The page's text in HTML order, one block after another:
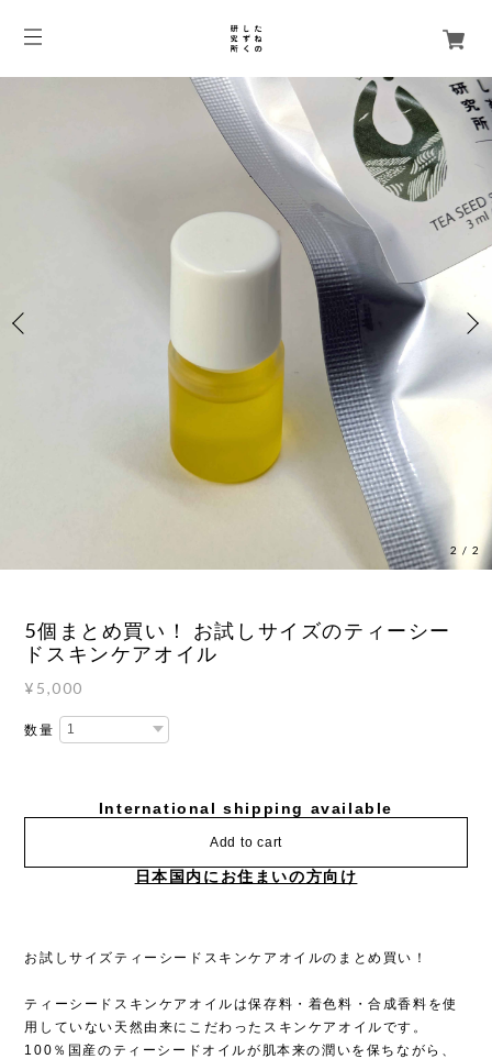
2 /2
5個まとめ買い！ お試しサイズのティーシー
ドスキンケアオイル
¥5,000
数量
International shipping available
Add to cart
日本国内にお住まいの方向け
お試しサイズティーシードスキンケアオイルのまとめ買い！
ティーシードスキンケアオイルは保存料・着色料・合成香料を使
用していない天然由来にこだわったスキンケアオイルです。
100％国産のティーシードオイルが肌本来の潤いを保ちながら、